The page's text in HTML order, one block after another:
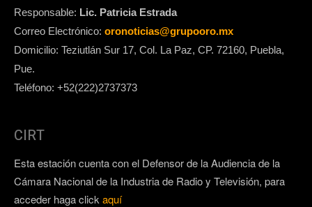
Responsable: Lic. Patricia Estrada
Correo Electrónico: oronoticias@grupooro.mx
Domicilio: Teziutlán Sur 17, Col. La Paz, CP. 72160, Puebla,
Pue.
Teléfono: +52(222)2737373
CIRT
Esta estación cuenta con el Defensor de la Audiencia de la
Cámara Nacional de la Industria de Radio y Televisión, para
acceder haga click aquí